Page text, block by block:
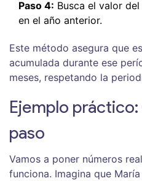
Paso 4: Busca el valor
en el año anterior.
Este método asegura que
acumulada durante ese
meses, respetando la
Ejemplo
paso
Vamos a poner números
funciona. Imagina que